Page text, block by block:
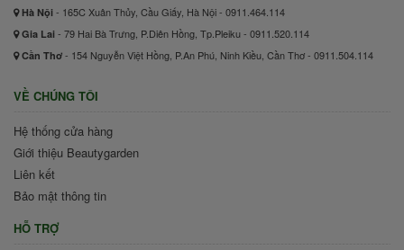
Hà Nội - 165C Xuân Thủy, Cầu Giấy, Hà Nội - 0911.464.114
Gia Lai - 79 Hai Bà Trưng, P.Diên Hồng, Tp.Pleiku - 0911.520.114
Cần Thơ - 154 Nguyễn Việt Hồng, P.An Phú, Ninh Kiều, Cần Thơ - 0911.504.114
VỀ CHÚNG TÔI
Hệ thống cửa hàng
Giới thiệu Beautygarden
Liên kết
Bảo mật thông tin
HỖ TRỢ